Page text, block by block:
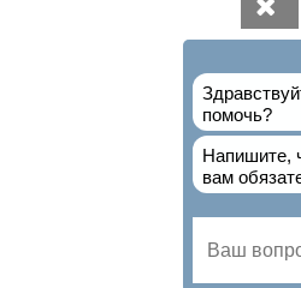
Вся информация получена из
Министерства Юстиции
официального сайта
Частота обновления: 1 раз в
Дата последней проверки:
МирНотариусов -